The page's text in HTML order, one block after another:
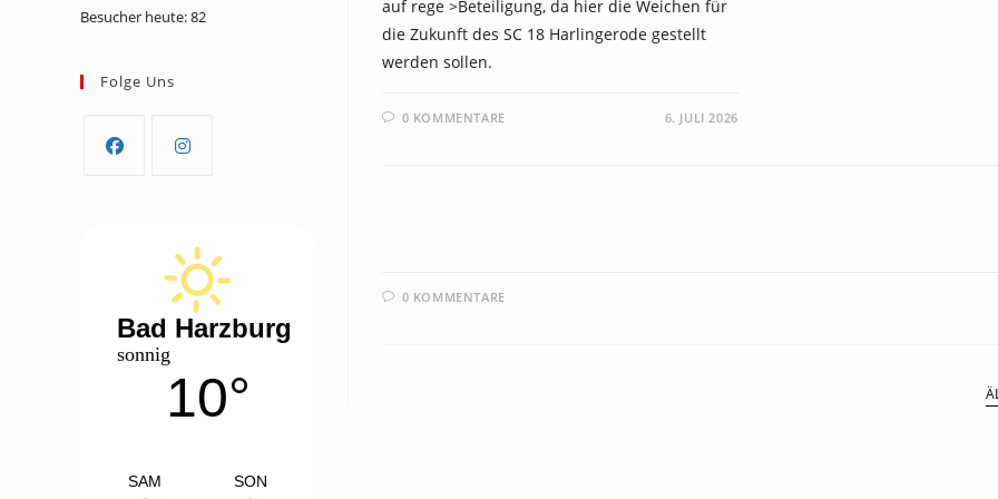
auf rege >Beteiligung, da hier die Weichen für
die Zukunft des SC 18 Harlingerode gestellt
werden sollen.
0 KOMMENTARE 6. JULI 2026
0 KOMMENTARE
Besucher heute:82
Folge Uns
new
tab
Bad Harzburg
sonnig
10°
SAM SON